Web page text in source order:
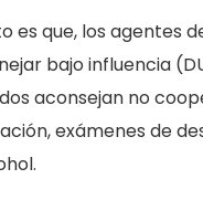
es que, los agentes
bajo influencia
aconsejan no
exámenes de